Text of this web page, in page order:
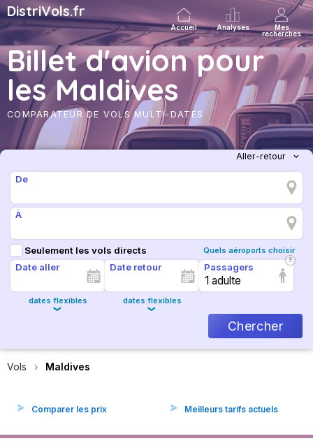
Accueil Analyses
Mes
recherches
DistriVols.fr
Billet d'avion pour
les Maldives
COMPARATEUR DE VOLS MULTI-DATES
De
À
Quels aéroports choisir
Seulement les vols directs
Date aller
dates flexibles
Date retour
dates flexibles
Passagers
1 adulte
Chercher
Vols Maldives
Comparer les prix Meilleurs tarifs actuels